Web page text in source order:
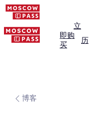
立
即购
买
历
博客